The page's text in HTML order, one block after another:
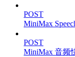
POST
MiniMax
POST
MiniMax 音频